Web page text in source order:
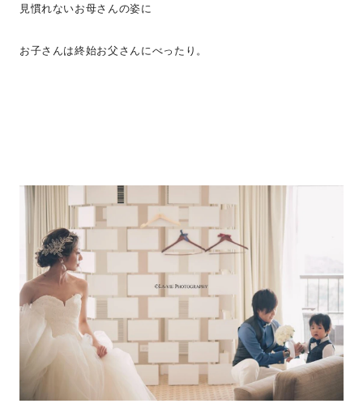
見慣れないお母さんの姿に
お子さんは終始お父さんにべったり。